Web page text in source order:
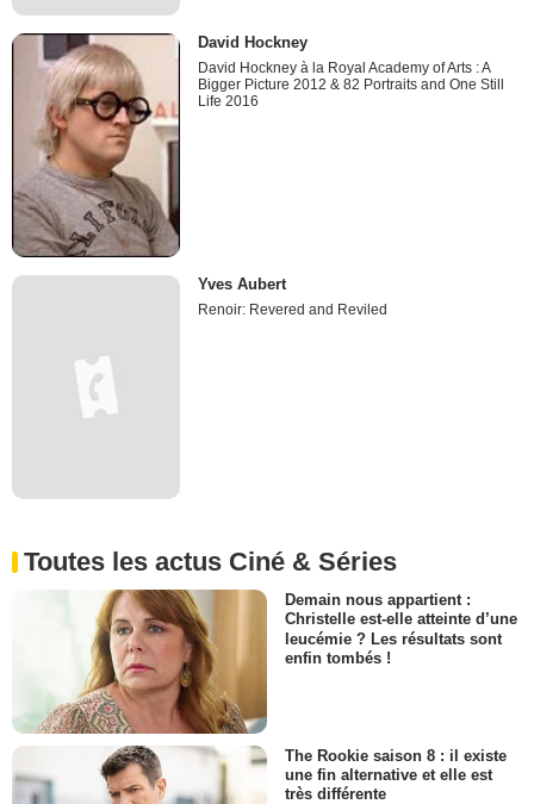
David Hockney
David Hockney à la Royal Academy of Arts : A
Bigger Picture 2012 & 82 Portraits and One Still
Life 2016
Yves Aubert
Renoir: Revered and Reviled
Toutes les actus Ciné & Séries
Demain nous appartient :
Christelle est-elle atteinte d’une
leucémie ? Les résultats sont
enfin tombés !
The Rookie saison 8 : il existe
une fin alternative et elle est
très différente